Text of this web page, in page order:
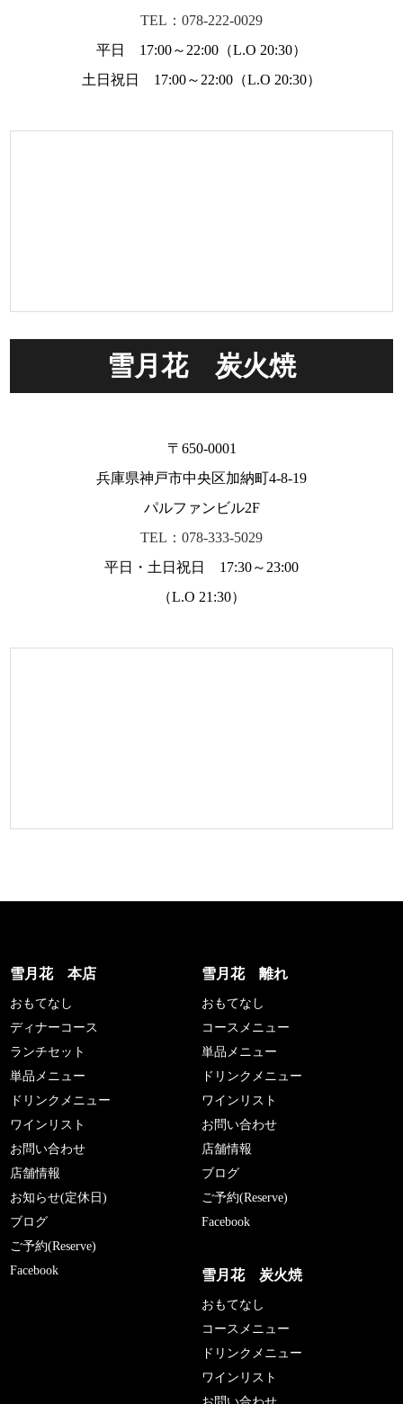
TEL：078-222-0029
平日 17:00～22:00（L.O 20:30）
土日祝日 17:00～22:00（L.O 20:30）
雪月花 炭火焼
〒650-0001
兵庫県神戸市中央区加納町4-8-19
パルファンビル2F
TEL：078-333-5029
平日・土日祝日 17:30～23:00
（L.O 21:30）
雪月花 本店
おもてなし
ディナーコース
ランチセット
単品メニュー
ドリンクメニュー
ワインリスト
お問い合わせ
店舗情報
お知らせ(定休日)
ブログ
ご予約(Reserve)
Facebook
雪月花 離れ
おもてなし
コースメニュー
単品メニュー
ドリンクメニュー
ワインリスト
お問い合わせ
店舗情報
ブログ
ご予約(Reserve)
Facebook
雪月花 炭火焼
おもてなし
コースメニュー
ドリンクメニュー
ワインリスト